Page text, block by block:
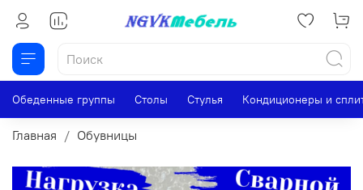
Обеденные группы Столы Стулья Кондиционеры и
Главная Обувницы